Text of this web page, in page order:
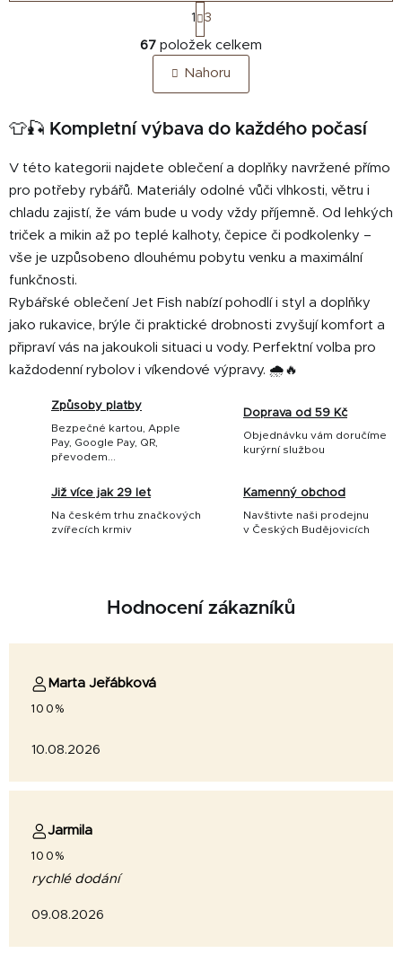
O
v
l
á
a
c
í
p
r
v
k
v
ý
i
s
S
t
r
á
n
k
v
n
1 3
67 položek celkem
Nahoru
👕🎣 Kompletní výbava do každého počasí
V této kategorii najdete oblečení a doplňky navržené přímo
pro potřeby rybářů. Materiály odolné vůči vlhkosti, větru i
chladu zajistí, že vám bude u vody vždy příjemně. Od lehkých
triček a mikin až po teplé kalhoty, čepice či podkolenky –
vše je uzpůsobeno dlouhému pobytu venku a maximální
funkčnosti.
Rybářské oblečení Jet Fish nabízí pohodlí i styl a doplňky
jako rukavice, brýle či praktické drobnosti zvyšují komfort a
připraví vás na jakoukoli situaci u vody. Perfektní volba pro
každodenní rybolov i víkendové výpravy. 🌧️🔥
Způsoby platby
Bezpečné kartou, Apple
Pay, Google Pay, QR,
převodem...
Doprava od 59 Kč
Objednávku vám doručíme
kurýrní službou
Již více jak 29 let
Na českém trhu značkových
zvířecích krmiv
Kamenný obchod
Navštivte naši prodejnu
v Českých Budějovicích
Hodnocení zákazníků
Marta Jeřábková
100%
10.08.2026
Jarmila
100%
rychlé dodání
09.08.2026